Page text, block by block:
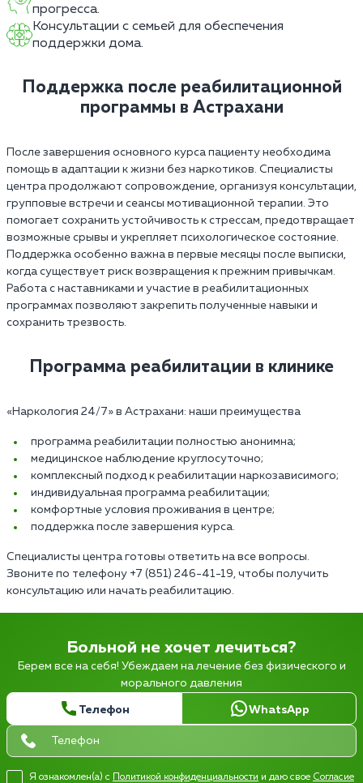
прогресса.
Консультации с семьей для обеспечения
поддержки дома.
Поддержка после реабилитационной
программы в Астрахани
После завершения основного курса пациенту необходима
помощь в адаптации к жизни без наркотиков. Специалисты
центра продолжают сопровождение, организуя консультации,
групповые встречи и сеансы мотивационной терапии. Это
помогает сохранить устойчивость к стрессам, предотвращает
возможные срывы и укрепляет психологическое состояние.
Поддержка особенно важна в первые месяцы после выписки,
когда существует риск возвращения к прежним привычкам.
Работа с наставниками и участие в реабилитационных
программах позволяют закрепить полученные навыки и
сохранить трезвость.
Программа реабилитации в клинике
«Наркология 24/7»‎ в Астрахани: наши преимущества
программа реабилитации полностью анонимна;
медицинское наблюдение круглосуточно;
комплексный подход к реабилитации наркозависимого;
индивидуальная программа реабилитации;
комфортные условия проживания в центре;
поддержка после завершения курса.
Специалисты центра готовы ответить на все вопросы.
Звоните по телефону +7 (851) 246-41-19, чтобы получить
консультацию или начать реабилитацию.
Больной не хочет лечиться?
Берем все на себя! Убеждаем на лечение без физического и
морального давления
Телефон WhatsApp
Я ознакомлен(а) с Политикой конфиденциальности и даю свое Согласие